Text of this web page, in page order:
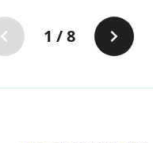
Vorige pagina
1 / 8